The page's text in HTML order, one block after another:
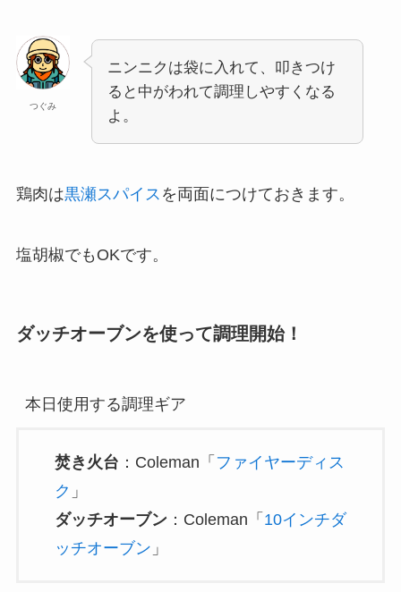
つぐみ
ニンニクは袋に入れて、叩きつけ
ると中がわれて調理しやすくなる
よ。
鶏肉は黒瀬スパイス を両面につけておきます。
塩胡椒でもOKです。
ダッチオーブンを使って調理開始！
本日使用する調理ギア
焚き火台 ：Coleman「 ファイヤーディス
ク 」
ダッチオーブン：Coleman「 10インチダ
ッチオーブン 」